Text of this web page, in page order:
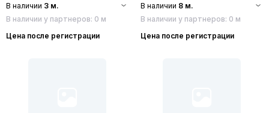
В наличии 3 м.
В наличии у партнеров: 0 м
Цена после регистрации
В наличии 8 м.
В наличии у партнеров: 0 м
Цена после регистрации